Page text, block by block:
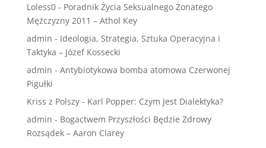
Loless0- Poradnik Życia Seksualnego Żonatego
Mężczyzny 2011 – Athol Key
admin - Ideologia, Strategia, Sztuka Operacyjna i
Taktyka – Józef Kossecki
admin - Antybiotykowa bomba atomowa Czerwonej
Pigułki
Kriss z Polszy- Karl Popper: Czym Jest Dialektyka?
admin - Bogactwem Przyszłości Będzie Zdrowy
Rozsądek – Aaron Clarey